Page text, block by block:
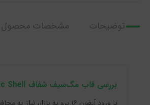
توضیحات مشخصات محصول
بررسی قاب مگ‌سیف شفاف Magnetic Shell آیفون 16 پرو ایموپی مدل iMOPAI